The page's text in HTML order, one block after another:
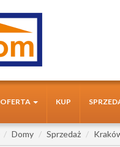
OFERTA KUP
Domy Sprzedaż